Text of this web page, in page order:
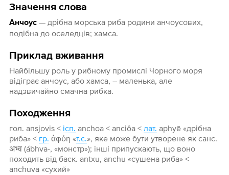
Значення слова
Анчоус— дрібна морська риба родини анчоусових,
подібна до оселедців; хамса.
Приклад вживання
Найбільшу роль у рибному промислі Чорного моря
відіграє анчоус, або хамса, – маленька, але
надзвичайно смачна рибка.
Походження
гол. ansjovis < ісп. anchoa < anciôa < лат. aphyē «дрібна
риба» < гр. ἀφύη «т.с.», яке може бути утворене як санс.
अभ्व (ábhva-, «монстр»); інші припускають, що воно
походить від баск. antxu, anchu «сушена риба» <
anchuva «сухий»